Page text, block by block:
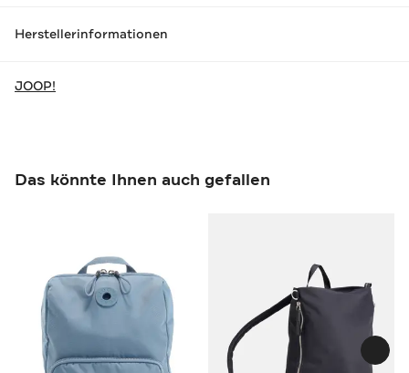
Herstellerinformationen
JOOP!
Das könnte Ihnen auch gefallen